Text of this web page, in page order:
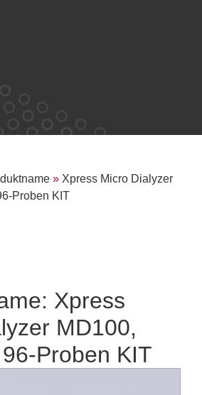
» Xpress Micro Dialyzer
Proben KIT
Xpress
MD100,
Proben KIT